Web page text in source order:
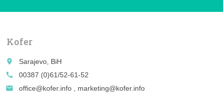
Kofer
place
Sarajevo, BiH
call
00387 (0)61/52-61-52
email
office@kofer.info , marketing@kofer.info